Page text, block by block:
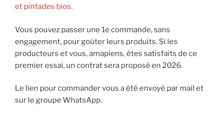
et pintades bios.
Vous pouvez passer une 1e commande, sans
engagement, pour goûter leurs produits. Si les
producteurs et vous, amapiens, êtes satisfaits de ce
premier essai, un contrat sera proposé en 2026.
Le lien pour commander vous a été envoyé par mail et
sur le groupe WhatsApp.